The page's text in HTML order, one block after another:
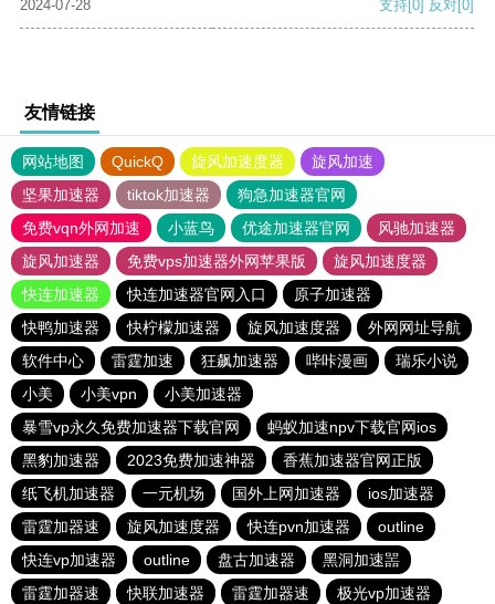
2024-07-28
支持[0] 反对[0]
友情链接
网站地图 QuickQ 旋风加速度器
旋风加速
坚果加速器
tiktok加速器
狗急加速器官网
免费vqn外网加速
小蓝鸟 优途加速器官网
风驰加速器
旋风加速器
免费vps加速器外网苹果版
旋风加速度器
快连加速器
快连加速器官网入口
原子加速器
快鸭加速器
快柠檬加速器 旋风加速度器
外网网址导航
软件中心
雷霆加速 狂飙加速器 哔咔漫画
瑞乐小说
小美
小美vpn
小美加速器
暴雪vp永久免费加速器下载官网
蚂蚁加速npv下载官网ios
黑豹加速器
2023免费加速神器
香蕉加速器官网正版
纸飞机加速器
一元机场 国外上网加速器
ios加速器
雷霆加器速
旋风加速度器 快连pvn加速器
outline
快连vp加速器
outline 盘古加速器
黑洞加速噐
雷霆加器速
快联加速器 雷霆加器速 极光vp加速器